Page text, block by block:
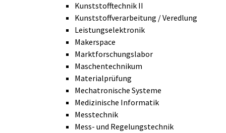
Kunststofftechnik II
Kunststoffverarbeitung / Veredlung
Leistungselektronik
Makerspace
Marktforschungslabor
Maschentechnikum
Materialprüfung
Mechatronische Systeme
Medizinische Informatik
Messtechnik
Mess- und Regelungstechnik